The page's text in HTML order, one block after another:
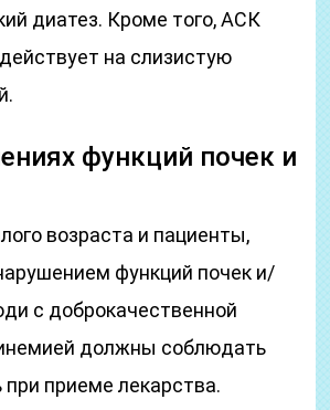
диатез. Кроме того, АСК
на слизистую
функций почек и
возраста и пациенты,
функций почек и/
с доброкачественной
должны соблюдать
приеме лекарства.